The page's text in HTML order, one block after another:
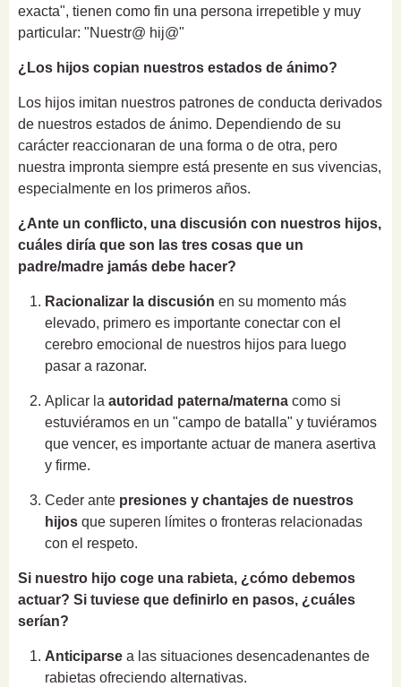
exacta", tienen como fin una persona irrepetible y muy
particular: "Nuestr@ hij@"
¿Los hijos copian nuestros estados de ánimo?
Los hijos imitan nuestros patrones de conducta derivados
de nuestros estados de ánimo. Dependiendo de su
carácter reaccionaran de una forma o de otra, pero
nuestra impronta siempre está presente en sus vivencias,
especialmente en los primeros años.
¿Ante un conflicto, una discusión con nuestros hijos,
cuáles diría que son las tres cosas que un
padre/madre jamás debe hacer?
Racionalizar la discusión en su momento más
elevado, primero es importante conectar con el
cerebro emocional de nuestros hijos para luego
pasar a razonar.
Aplicar la autoridad paterna/materna como si
estuviéramos en un "campo de batalla" y tuviéramos
que vencer, es importante actuar de manera asertiva
y firme.
Ceder ante presiones y chantajes de nuestros
hijos que superen límites o fronteras relacionadas
con el respeto.
Si nuestro hijo coge una rabieta, ¿cómo debemos
actuar? Si tuviese que definirlo en pasos, ¿cuáles
serían?
Anticiparse a las situaciones desencadenantes de
rabietas ofreciendo alternativas.